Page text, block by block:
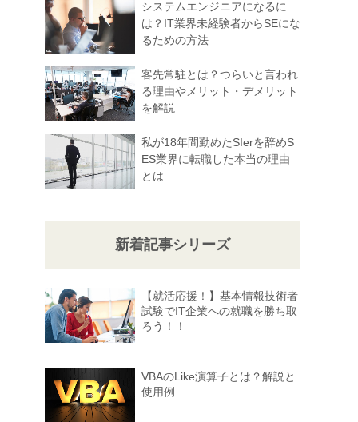
システムエンジニアになるに
は？IT業界未経験者からSEにな
るための方法
客先常駐とは？つらいと言われ
る理由やメリット・デメリット
を解説
私が18年間勤めたSIerを辞めS
ES業界に転職した本当の理由
とは
新着記事シリーズ
【就活応援！】基本情報技術者
試験でIT企業への就職を勝ち取
ろう！！
VBAのLike演算子とは？解説と
使用例